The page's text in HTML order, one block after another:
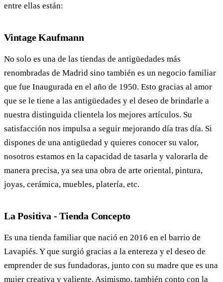
entre ellas están:
Vintage Kaufmann
No solo es una de las tiendas de antigüedades más
renombradas de Madrid sino también es un negocio familiar
que fue Inaugurada en el año de 1950. Esto gracias al amor
que se le tiene a las antigüedades y el deseo de brindarle a
nuestra distinguida clientela los mejores artículos. Su
satisfacción nos impulsa a seguir mejorando día tras día. Si
dispones de una antigüedad y quieres conocer su valor,
nosotros estamos en la capacidad de tasarla y valorarla de
manera precisa, ya sea una obra de arte oriental, pintura,
joyas, cerámica, muebles, platería, etc.
La Positiva - Tienda Concepto
Es una tienda familiar que nació en 2016 en el barrio de
Lavapiés. Y que surgió gracias a la entereza y el deseo de
emprender de sus fundadoras, junto con su madre que es una
mujer creativa y valiente. Asimismo, también conto con la